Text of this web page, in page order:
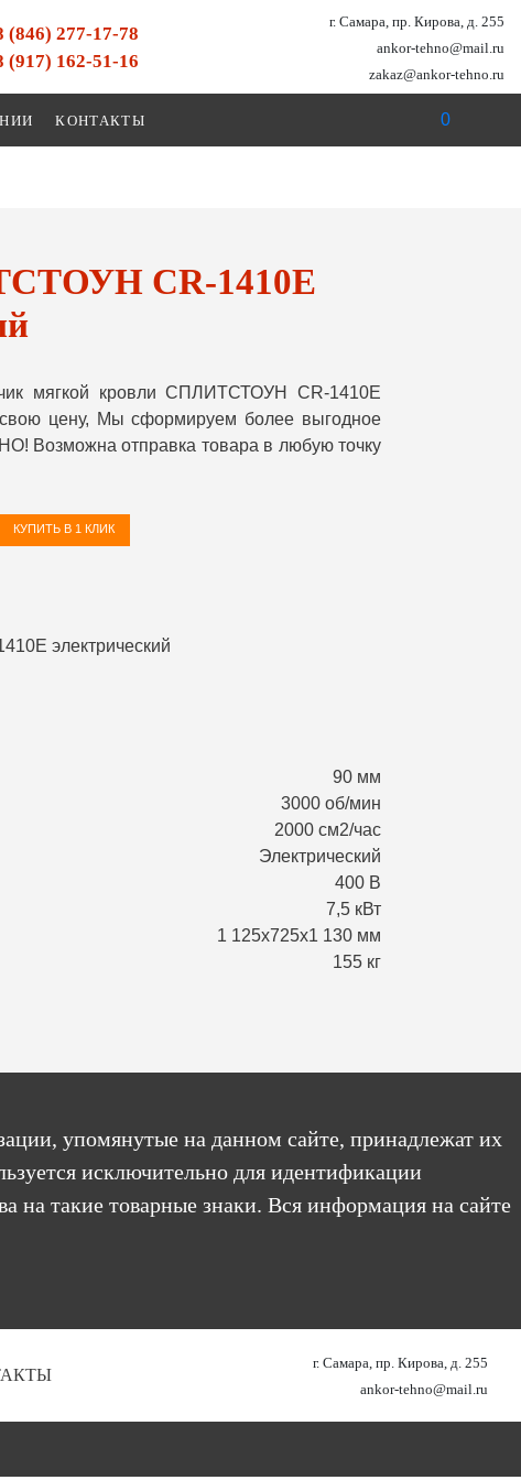
(846) 277-17-78
(917) 162-51-16
г. Самара, пр. Кирова, д. 255
ankor-tehno@mail.ru
zakaz@ankor-tehno.ru
КОНТАКТЫ 0
CR-1410E
мягкой кровли СПЛИТСТОУН CR-1410E
цену, Мы сформируем более выгодное
Возможна отправка товара в любую точку
КУПИТЬ В 1 КЛИК
90 мм
3000 об/мин
2000 см2/час
Электрический
400 В
7,5 кВт
1 125х725х1 130 мм
155 кг
упомянутые на данном сайте, принадлежат их
исключительно для идентификации
на такие товарные знаки. Вся информация на сайте
г. Самара, пр. Кирова, д. 255
ankor-tehno@mail.ru